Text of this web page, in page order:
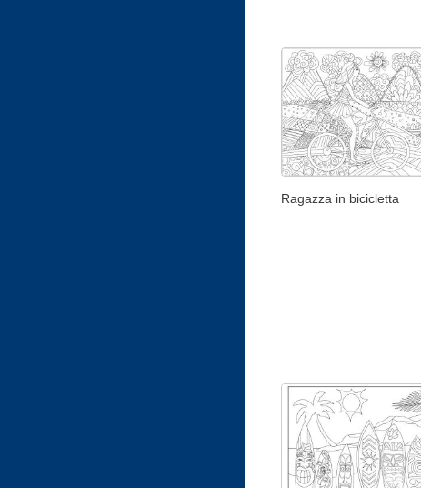
Ragazza in bicicletta